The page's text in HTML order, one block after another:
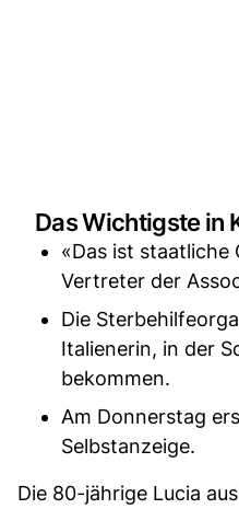
Das Wichtigste in
«Das ist staatliche
Vertreter der
Die
Italienerin, in der
bekommen.
Am Donnerstag
Selbstanzeige.
Die 80-jährige Lucia